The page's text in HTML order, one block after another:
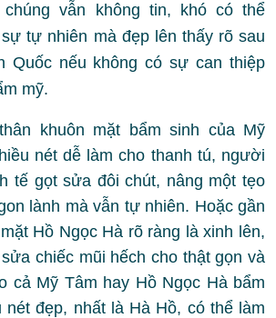
chúng vẫn không tin, khó có thể
tự nhiên mà đẹp lên thấy rõ sau
Quốc nếu không có sự can thiệp
mỹ.
khuôn mặt bẩm sinh của Mỹ
nét dễ làm cho thanh tú, người
tế gọt sửa đôi chút, nâng một tẹo
lành mà vẫn tự nhiên. Hoặc gần
Hồ Ngọc Hà rõ ràng là xinh lên,
chiếc mũi hếch cho thật gọn và
cả Mỹ Tâm hay Hồ Ngọc Hà bẩm
nét đẹp, nhất là Hà Hồ, có thể làm